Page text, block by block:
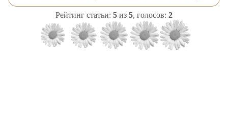
Рейтинг статьи: 5 из 5, голосов: 2